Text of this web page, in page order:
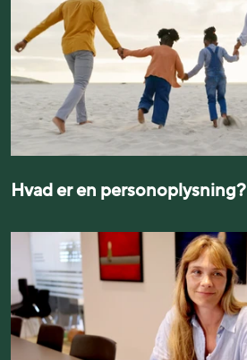
Hvad er en personoplysning?